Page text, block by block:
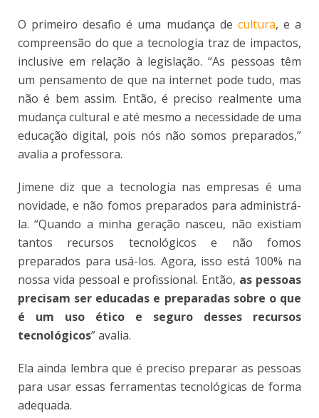
O primeiro desafio é uma mudança de cultura, e a
compreensão do que a tecnologia traz de impactos,
inclusive em relação à legislação. “As pessoas têm
um pensamento de que na internet pode tudo, mas
não é bem assim. Então, é preciso realmente uma
mudança cultural e até mesmo a necessidade de uma
educação digital, pois nós não somos preparados,”
avalia a professora.
Jimene diz que a tecnologia nas empresas é uma
novidade, e não fomos preparados para administrá-
la. “Quando a minha geração nasceu, não existiam
tantos recursos tecnológicos e não fomos
preparados para usá-los. Agora, isso está 100% na
nossa vida pessoal e profissional. Então, as pessoas
precisam ser educadas e preparadas sobre o que
é um uso ético e seguro desses recursos
tecnológicos” avalia.
Ela ainda lembra que é preciso preparar as pessoas
para usar essas ferramentas tecnológicas de forma
adequada.